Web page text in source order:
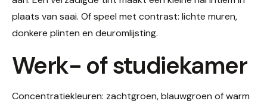
plaats van saai. Of speel met contrast: lichte muren,
donkere plinten en deuromlijsting.
Werk- of studiekamer
Concentratiekleuren: zachtgroen, blauwgroen of warm